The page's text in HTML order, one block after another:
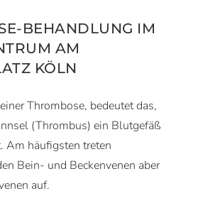
BEHANDLUNG IM
AM R
KÖLN
Thrombose, bedeutet das,
(Thrombus) ein Blutgefäß
Am häufigsten treten
Bein- und Beckenvenen aber
auf.